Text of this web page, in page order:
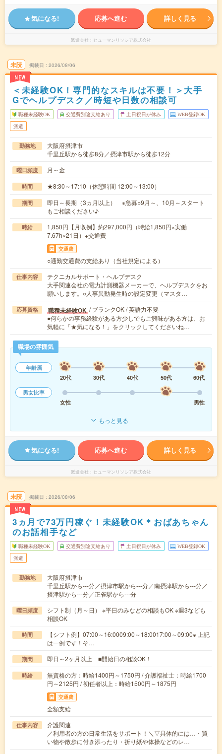
気になる! 応募へ進む 詳しく見る
派遣会社 ヒューマンリソシア株式会社
未読
NEW
掲載日 2026/08/06
＜未経験OK！専門的なスキルは不要！＞大手
Gでヘルプデスク／時短や日数の相談可
職種未経験OK 交通費別途支給あり 土日祝日が休み WEB登録OK
派遣
勤務地
大阪府摂津市
千里丘駅から徒歩8分／摂津市駅から徒歩12分
曜日頻度 月～金
時間 ★8:30～17:10（休憩時間 12:00～13:00）
期間
即日～長期（3ヵ月以上） ※急募○9月～、10月～スタート
もご相談ください♪
時給
1,850円【月収例】約297,000円（時給1,850円×実働
7.67h×21日）+交通費
交通費
○通勤交通費の支給あり（当社規定による）
仕事内容
テクニカルサポート・ヘルプデスク
大手関連会社の電力計測機器メーカーで、ヘルプデスクをお
願いします。○人事異動発生時の設定変更（マスタ…
応募資格 職種未経験OK / ブランクOK / 英語力不要
●何らかの事務経験がある方少しでもご興味がある方は、お
気軽に「★気になる！」をクリックしてくださいね…
職場の雰囲気
年齢層
20代
30代 40代 50代
60代
男女比率
女性
男性
もっと見る
気になる! 応募へ進む 詳しく見る
派遣会社 ヒューマンリソシア株式会社
未読
NEW
掲載日 2026/08/06
3ヵ月で73万円稼ぐ！未経験OK＊おばあちゃん
のお話相手など
職種未経験OK 交通費別途支給あり 土日祝日が休み WEB登録OK
派遣
勤務地
大阪府摂津市
千里丘駅から---分／摂津市駅から---分／南摂津駅から---分／
摂津駅から---分／正雀駅から---分
曜日頻度
シフト制（月～日） ※平日のみなどの相談もOK ※週3なども
相談OK
時間
【シフト例】07:00～16:0009:00～18:0017:00～09:00※ 上記
は一例です！そ…
期間 即日～2ヶ月以上 ■開始日の相談OK！
時給
無資格の方：時給1400円～1750円 / 介護福祉士：時給1700
円～2125円 / 初任者以上：時給1500円～1875円
交通費
全額支給
仕事内容
介護関連
／利用者の方の日常生活をサポート！＼▽具体的には…・買
い物や散歩に付き添ったり・折り紙や体操などのレ…